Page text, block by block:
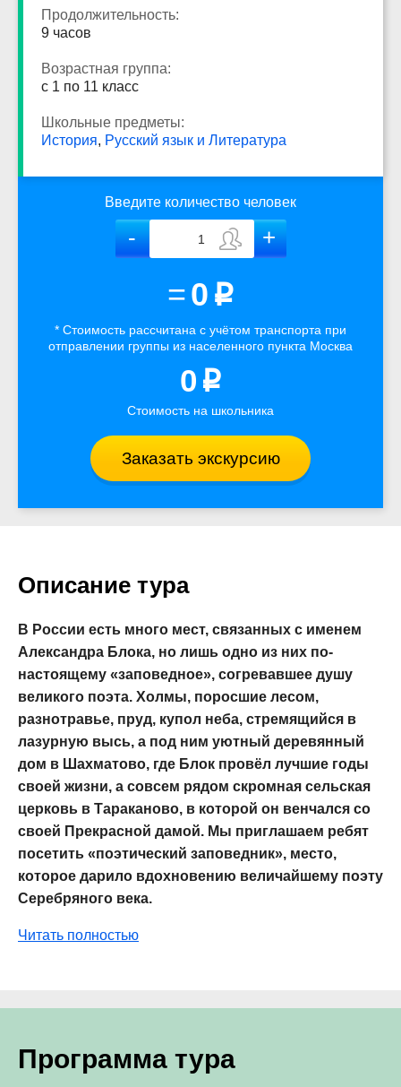
Продолжительность:
9 часов
Возрастная группа:
с 1 по 11 класс
Школьные предметы:
История, Русский язык и Литература
Введите количество человек
=0 p
* Стоимость рассчитана с учётом транспорта при
отправлении группы из населенного пункта Москва
0 p
Стоимость на школьника
Заказать экскурсию
Описание тура
В России есть много мест, связанных с именем
Александра Блока, но лишь одно из них по-
настоящему «заповедное», согревавшее душу
великого поэта. Холмы, поросшие лесом,
разнотравье, пруд, купол неба, стремящийся в
лазурную высь, а под ним уютный деревянный
дом в Шахматово, где Блок провёл лучшие годы
своей жизни, а совсем рядом скромная сельская
церковь в Тараканово, в которой он венчался со
своей Прекрасной дамой. Мы приглашаем ребят
посетить «поэтический заповедник», место,
которое дарило вдохновению величайшему поэту
Серебряного века.
Читать полностью
Программа тура